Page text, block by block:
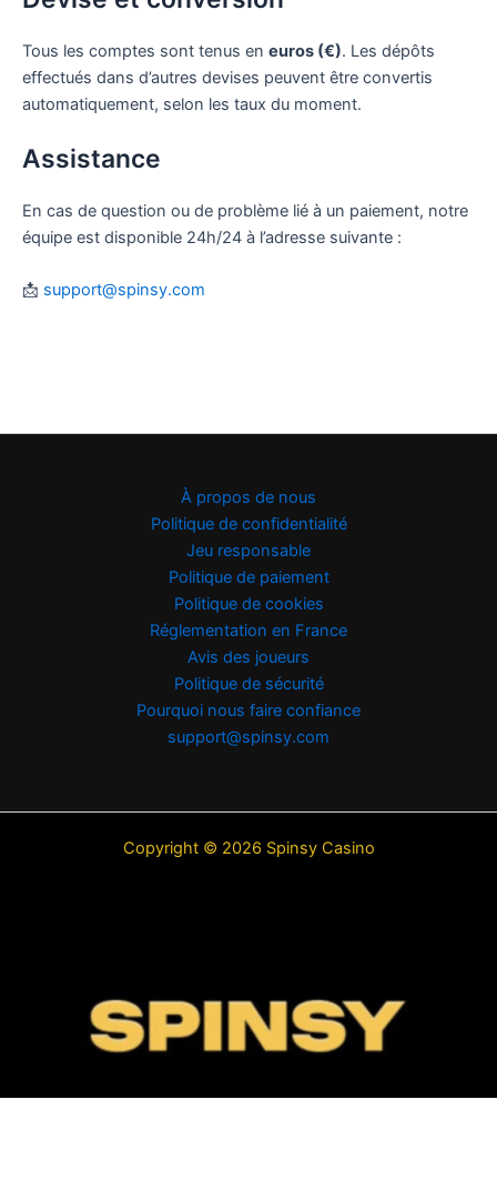
Tous les comptes sont tenus en euros (€). Les dépôts
effectués dans d’autres devises peuvent être convertis
automatiquement, selon les taux du moment.
Assistance
En cas de question ou de problème lié à un paiement, notre
équipe est disponible 24h/24 à l’adresse suivante :
📩 support@spinsy.com
À propos de nous
Politique de confidentialité
Jeu responsable
Politique de paiement
Politique de cookies
Réglementation en France
Avis des joueurs
Politique de sécurité
Pourquoi nous faire confiance
support@spinsy.com
Copyright © 2026 Spinsy Casino